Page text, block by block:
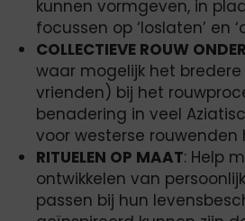
kunnen vormgeven, in
focussen op ‘loslaten’ en
COLLECTIEVE ROUW
waar mogelijk het
vrienden) bij het
benadering in veel
voor westerse rouwenden
RITUELEN OP MAAT: Help
ontwikkelen van
passen bij hun